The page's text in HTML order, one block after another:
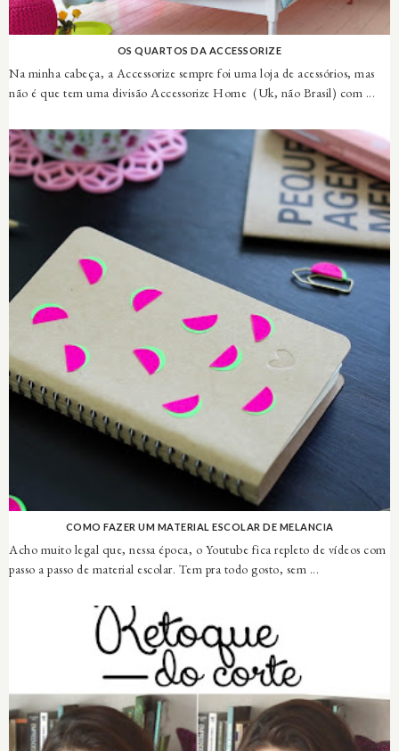
OS QUARTOS DA ACCESSORIZE
Na minha cabeça, a Accessorize sempre foi uma loja de acessórios, mas
não é que tem uma divisão Accessorize Home (Uk, não Brasil) com ...
COMO FAZER UM MATERIAL ESCOLAR DE MELANCIA
Acho muito legal que, nessa época, o Youtube fica repleto de vídeos com
passo a passo de material escolar. Tem pra todo gosto, sem ...